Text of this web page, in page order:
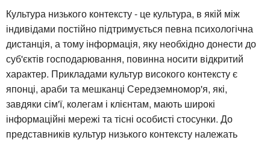
Культура низького контексту - це культура, в якій між
індивідами постійно підтримується певна психологічна
дистанція, а тому інформація, яку необхідно донести до
суб'єктів господарювання, повинна носити відкритий
характер. Прикладами культур високого контексту є
японці, араби та мешканці Середземномор'я, які,
завдяки сім'ї, колегам і клієнтам, мають широкі
інформаційні мережі та тісні особисті стосунки. До
представників культур низького контексту належать